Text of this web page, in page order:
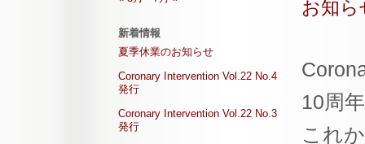
お知ら
10周
これ
新着情報
夏季休業のお知らせ
Coronary Intervention Vol.22 No.4
発行
Coronary Intervention Vol.22 No.3
発行